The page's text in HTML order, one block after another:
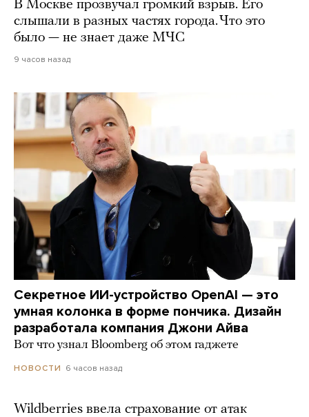
В Москве прозвучал громкий взрыв. Его
слышали в разных частях города. Что это
было — не знает даже МЧС
9 часов назад
Секретное ИИ-устройство OpenAI — это
умная колонка в форме пончика. Дизайн
разработала компания Джони Айва
Вот что узнал Bloomberg об этом гаджете
НОВОСТИ 6 часов назад
Wildberries ввела страхование от атак